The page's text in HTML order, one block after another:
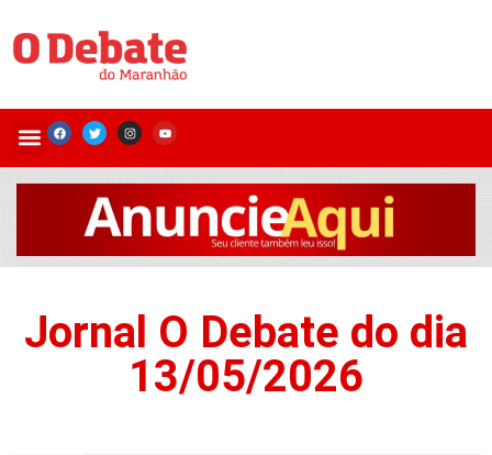
Jornal O Debate do dia
13/05/2026